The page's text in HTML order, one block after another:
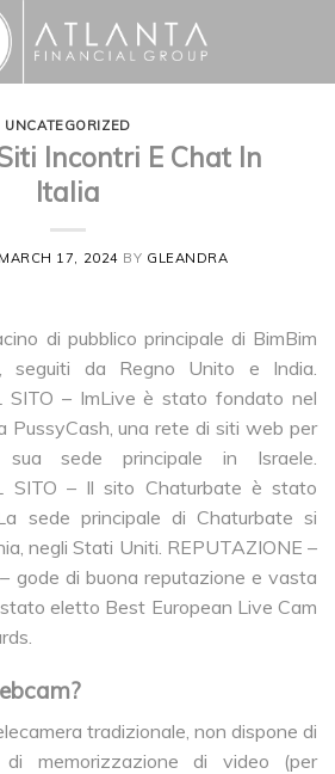
UNCATEGORIZED
Incontri E Chat In
Italia
MARCH 17, 2024 BY GLEANDRA
di pubblico principale di BimBim
seguiti da Regno Unito e India.
SITO – ImLive è stato fondato nel
PussyCash, una rete di siti web per
sede principale in Israele.
SITO – Il sito Chaturbate è stato
sede principale di Chaturbate si
negli Stati Uniti. REPUTAZIONE –
gode di buona reputazione e vasta
eletto Best European Live Cam
tradizionale, non dispone di
memorizzazione di video (per